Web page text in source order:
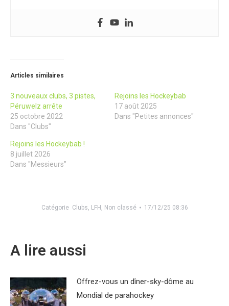
Articles similaires
3 nouveaux clubs, 3 pistes,
Péruwelz arrête
25 octobre 2022
Dans "Clubs"
Rejoins les Hockeybab
17 août 2025
Dans "Petites annonces"
Rejoins les Hockeybab !
8 juillet 2026
Dans "Messieurs"
Catégorie Clubs, LFH, Non classé 17/12/25 08:36
A lire aussi
Offrez-vous un dîner-sky-dôme au
Mondial de parahockey